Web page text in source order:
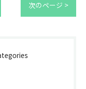
次のページ >